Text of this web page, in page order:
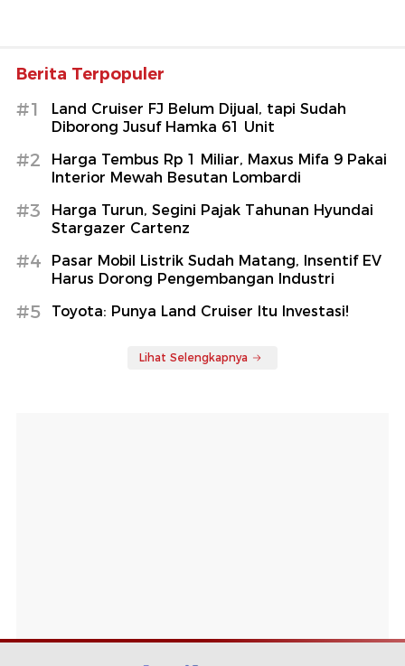
Berita Terpopuler
#1
Land Cruiser FJ Belum Dijual, tapi Sudah
Diborong Jusuf Hamka 61 Unit
#2
Harga Tembus Rp 1 Miliar, Maxus Mifa 9 Pakai
Interior Mewah Besutan Lombardi
#3
Harga Turun, Segini Pajak Tahunan Hyundai
Stargazer Cartenz
#4
Pasar Mobil Listrik Sudah Matang, Insentif EV
Harus Dorong Pengembangan Industri
#5 Toyota: Punya Land Cruiser Itu Investasi!
Lihat Selengkapnya